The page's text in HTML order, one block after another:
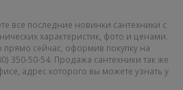
все последние новинки сантехники с
характеристик, фото и ценами.
прямо сейчас, оформив покупку на
350-50-54. Продажа сантехники так же
адрес которого вы можете узнать у